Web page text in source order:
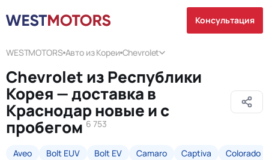
Консультация
WESTMOTORS Авто из Кореи Chevrolet
Chevrolet из Республики
Корея — доставка в
Краснодар новые и с
пробегом6 753
Aveo Bolt EUV Bolt EV Camaro Captiva Colorado